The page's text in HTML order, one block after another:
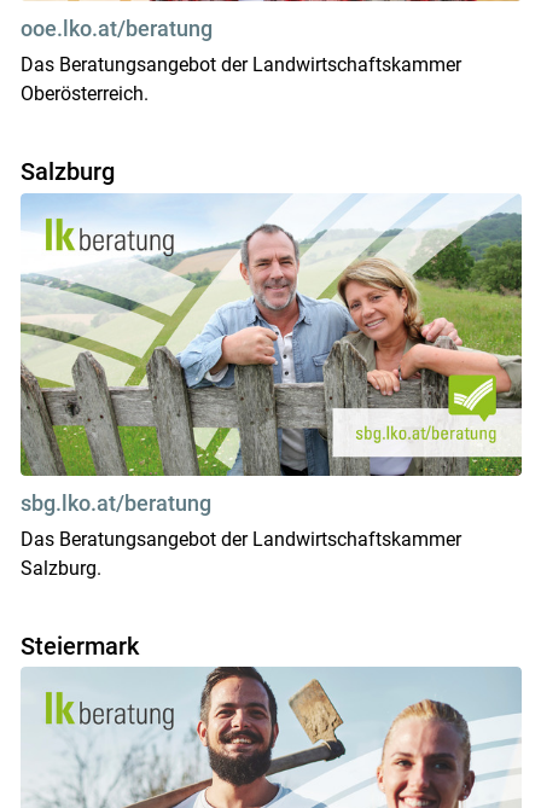
ooe.lko.at/beratung
Das Beratungsangebot der Landwirtschaftskammer
Oberösterreich.
Salzburg
sbg.lko.at/beratung
Das Beratungsangebot der Landwirtschaftskammer
Salzburg.
Steiermark